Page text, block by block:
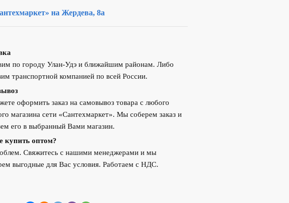
на Жердева, 8а
по городу Улан-Удэ и ближайшим районам. Либо
транспортной компанией по всей России.
оформить заказ на самовывоз товара с любого
магазина сети «Сантехмаркет». Мы соберем заказ и
его в выбранный Вами магазин.
купить оптом?
Свяжитесь с нашими менеджерами и мы
выгодные для Вас условия. Работаем с НДС.